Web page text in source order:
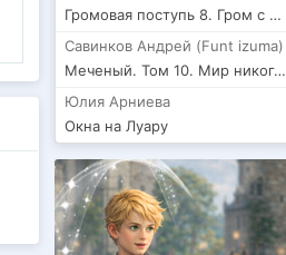
Громовая поступь 8. Гром с севера
Савинков Андрей (Funt izuma)
Меченый. Том 10. Мир никогда не будет прежним
Юлия Арниева
Окна на Луару